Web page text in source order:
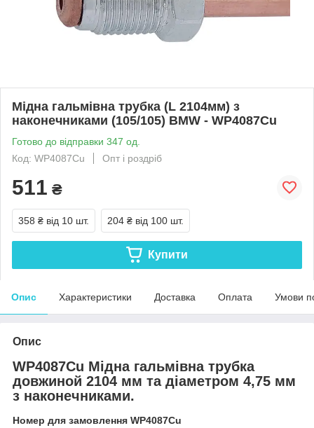
Мідна гальмівна трубка (L 2104мм) з
наконечниками (105/105) BMW - WP4087Cu
Готово до відправки 347 од.
Код: WP4087Cu
Опт і роздріб
511 ₴
358 ₴ від 10 шт. 204 ₴ від 100 шт.
Купити
Опис Характеристики Доставка Оплата Умови
Опис
WP4087Cu Мідна гальмівна трубка
довжиной 2104 мм та діаметром 4,75 мм
з наконечниками.
Номер для замовлення WP4087Cu